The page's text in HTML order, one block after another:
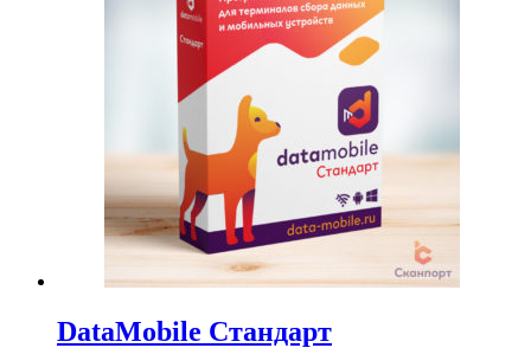
DataMobile Стандарт